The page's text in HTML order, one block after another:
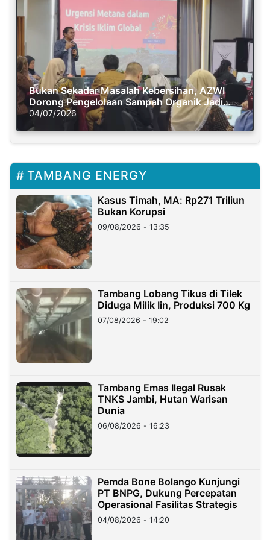
Bukan Sekadar Masalah Kebersihan, AZWI
Dorong Pengelolaan Sampah Organik Jadi
Solusi Krisis Iklim
04/07/2026
TAMBANG ENERGY
Kasus Timah, MA: Rp271 Triliun
Bukan Korupsi
09/08/2026 - 13:35
Tambang Lobang Tikus di Tilek
Diduga Milik Iin, Produksi 700 Kg
07/08/2026 - 19:02
Tambang Emas Ilegal Rusak
TNKS Jambi, Hutan Warisan
Dunia
06/08/2026 - 16:23
Pemda Bone Bolango Kunjungi
PT BNPG, Dukung Percepatan
Operasional Fasilitas Strategis
04/08/2026 - 14:20